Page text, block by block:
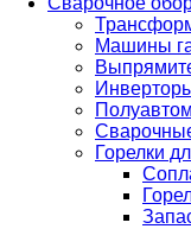
Машины
Горелки